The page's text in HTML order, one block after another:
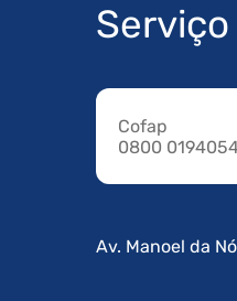
Cofap
0800
Av. Manoel da